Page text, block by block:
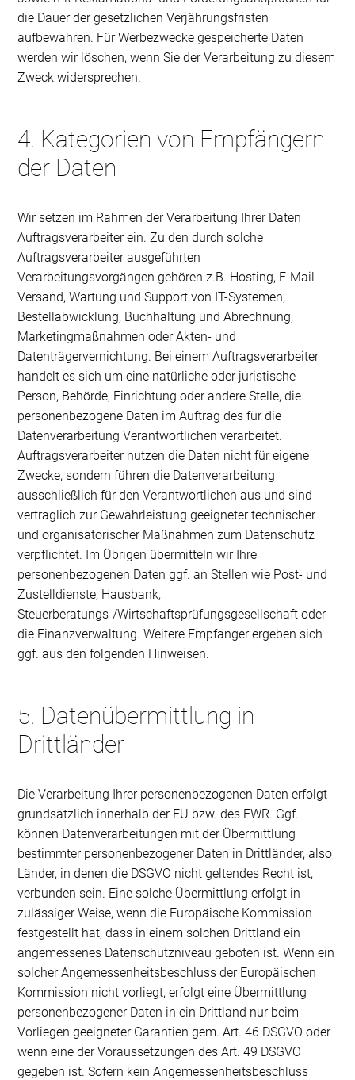
die Dauer der gesetzlichen Verjährungsfristen
aufbewahren. Für Werbezwecke gespeicherte Daten
werden wir löschen, wenn Sie der Verarbeitung zu diesem
Zweck widersprechen.
4. Kategorien von Empfängern
der Daten
Wir setzen im Rahmen der Verarbeitung Ihrer Daten
Auftragsverarbeiter ein. Zu den durch solche
Auftragsverarbeiter ausgeführten
Verarbeitungsvorgängen gehören z.B. Hosting, E-Mail-
Versand, Wartung und Support von IT-Systemen,
Bestellabwicklung, Buchhaltung und Abrechnung,
Marketingmaßnahmen oder Akten- und
Datenträgervernichtung. Bei einem Auftragsverarbeiter
handelt es sich um eine natürliche oder juristische
Person, Behörde, Einrichtung oder andere Stelle, die
personenbezogene Daten im Auftrag des für die
Datenverarbeitung Verantwortlichen verarbeitet.
Auftragsverarbeiter nutzen die Daten nicht für eigene
Zwecke, sondern führen die Datenverarbeitung
ausschließlich für den Verantwortlichen aus und sind
vertraglich zur Gewährleistung geeigneter technischer
und organisatorischer Maßnahmen zum Datenschutz
verpflichtet. Im Übrigen übermitteln wir Ihre
personenbezogenen Daten ggf. an Stellen wie Post- und
Zustelldienste, Hausbank,
Steuerberatungs-/Wirtschaftsprüfungsgesellschaft oder
die Finanzverwaltung. Weitere Empfänger ergeben sich
ggf. aus den folgenden Hinweisen.
5. Datenübermittlung in
Drittländer
Die Verarbeitung Ihrer personenbezogenen Daten erfolgt
grundsätzlich innerhalb der EU bzw. des EWR. Ggf.
können Datenverarbeitungen mit der Übermittlung
bestimmter personenbezogener Daten in Drittländer, also
Länder, in denen die DSGVO nicht geltendes Recht ist,
verbunden sein. Eine solche Übermittlung erfolgt in
zulässiger Weise, wenn die Europäische Kommission
festgestellt hat, dass in einem solchen Drittland ein
angemessenes Datenschutzniveau geboten ist. Wenn ein
solcher Angemessenheitsbeschluss der Europäischen
Kommission nicht vorliegt, erfolgt eine Übermittlung
personenbezogener Daten in ein Drittland nur beim
Vorliegen geeigneter Garantien gem. Art. 46 DSGVO oder
wenn eine der Voraussetzungen des Art. 49 DSGVO
gegeben ist. Sofern kein Angemessenheitsbeschluss